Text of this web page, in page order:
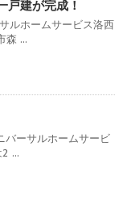
建が完成！
ルホームサービス洛西
森 ...
ーサルホームサービ
...